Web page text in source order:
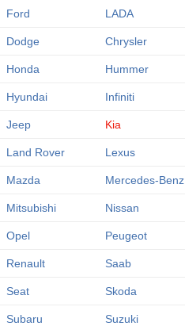
Ford LADA
Dodge Chrysler
Honda Hummer
Hyundai Infiniti
Jeep Kia
Land Rover Lexus
Mazda Mercedes-Benz
Mitsubishi Nissan
Opel Peugeot
Renault Saab
Seat Skoda
Subaru Suzuki